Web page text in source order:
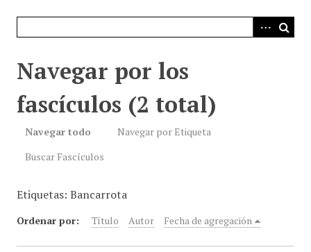
Navegar por los
fascículos (2 total)
Navegar todo
Navegar por Etiqueta
Buscar Fascículos
Etiquetas: Bancarrota
Ordenar por: Título Autor Fecha de agregación